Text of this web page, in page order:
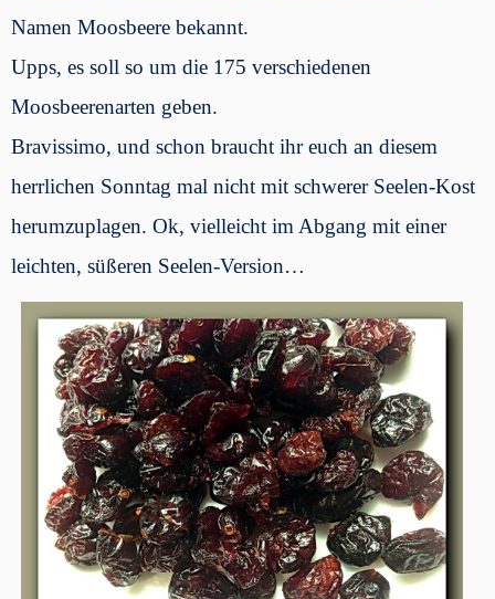
Namen Moosbeere bekannt.
Upps, es soll so um die 175 verschiedenen
Moosbeerenarten geben.
Bravissimo, und schon braucht ihr euch an diesem
herrlichen Sonntag mal nicht mit schwerer Seelen-Kost
herumzuplagen. Ok, vielleicht im Abgang mit einer
leichten, süßeren Seelen-Version…